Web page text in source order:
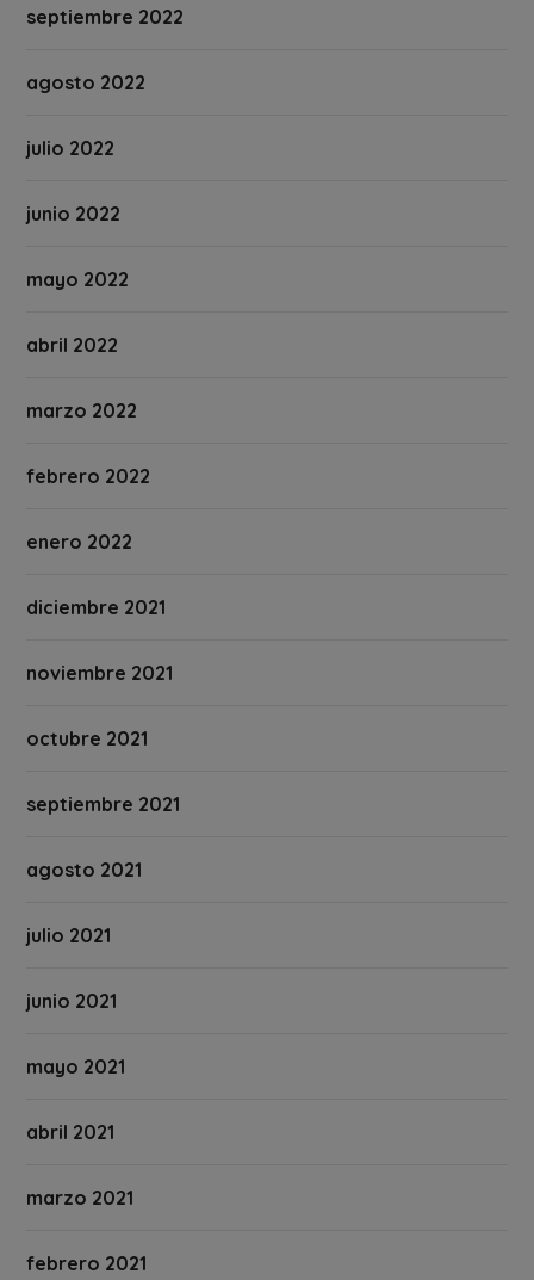
septiembre 2022
agosto 2022
julio 2022
junio 2022
mayo 2022
abril 2022
marzo 2022
febrero 2022
enero 2022
diciembre 2021
noviembre 2021
octubre 2021
septiembre 2021
agosto 2021
julio 2021
junio 2021
mayo 2021
abril 2021
marzo 2021
febrero 2021